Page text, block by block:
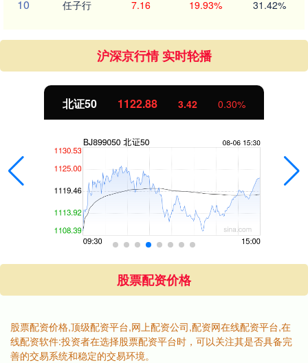
10 任子行 7.16 19.93% 31.42%
沪深京行情 实时轮播
北证50 1122.88 3.42 0.30%
股票配资价格
股票配资价格,顶级配资平台,网上配资公司,配资网在线配资平台,在
线配资软件:投资者在选择股票配资平台时，可以关注其是否具备完
善的交易系统和稳定的交易环境。